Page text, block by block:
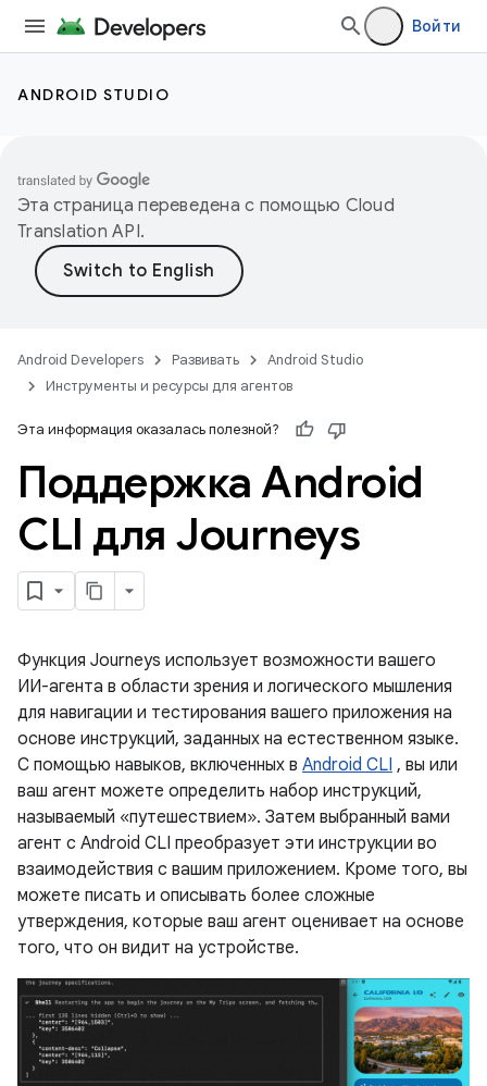
Войти
ANDROID STUDIO
Эта страница переведена с помощью Cloud
Translation API.
Android Developers Развивать
Android Studio
Инструменты и ресурсы для агентов
Эта информация оказалась полезной?
Поддержка Android
CLI для Journeys
Функция Journeys использует возможности вашего
ИИ-агента в области зрения и логического мышления
для навигации и тестирования вашего приложения на
основе инструкций, заданных на естественном языке.
С помощью навыков, включенных в Android CLI , вы или
ваш агент можете определить набор инструкций,
называемый «путешествием». Затем выбранный вами
агент с Android CLI преобразует эти инструкции во
взаимодействия с вашим приложением. Кроме того, вы
можете писать и описывать более сложные
утверждения, которые ваш агент оценивает на основе
того, что он видит на устройстве.